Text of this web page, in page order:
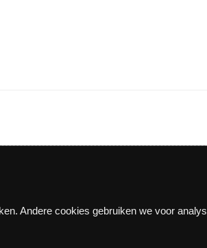
Andere cookies gebruiken we voor